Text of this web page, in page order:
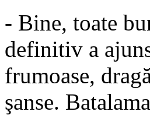
- Bine, toate
definitiv a
frumoase,
şanse.